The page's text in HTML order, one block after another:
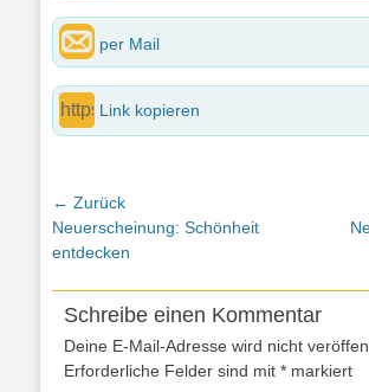
per Mail
Link kopieren
Beitragsnavigation
← Zurück
Vorheriger
Beitrag:
Neuerscheinung: Schönheit
entdecken
Schreibe einen Kommentar
Deine E-Mail-Adresse wird nicht
Erforderliche Felder sind mit * markiert